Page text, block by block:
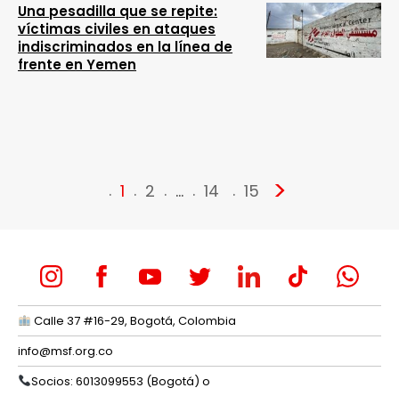
Una pesadilla que se repite:
víctimas civiles en ataques
indiscriminados en la línea de
frente en Yemen
1 2 … 14 15 >
Calle 37 #16-29, Bogotá, Colombia
info@msf.org.co
Socios: 6013099553 (Bogotá) o